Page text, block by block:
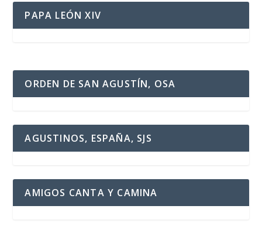
PAPA LEÓN XIV
ORDEN DE SAN AGUSTÍN, OSA
AGUSTINOS, ESPAÑA, SJS
AMIGOS CANTA Y CAMINA